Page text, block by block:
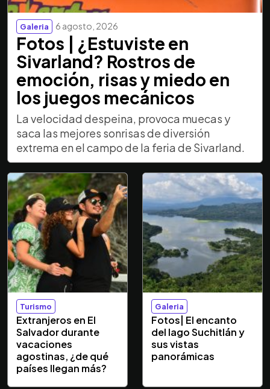
Galeria 6 agosto, 2026
Fotos | ¿Estuviste en
Sivarland? Rostros de
emoción, risas y miedo en
los juegos mecánicos
La velocidad despeina, provoca muecas y
saca las mejores sonrisas de diversión
extrema en el campo de la feria de Sivarland.
Turismo
Extranjeros en El
Salvador durante
vacaciones
agostinas, ¿de qué
países llegan más?
Galeria
Fotos| El encanto
del lago Suchitlán y
sus vistas
panorámicas